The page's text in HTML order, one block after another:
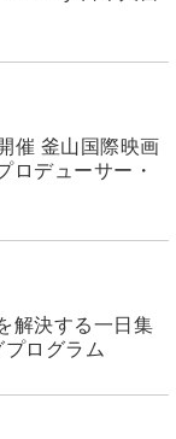
催 釜山国際映画
ロデューサー・
解決する一日集
ログラム